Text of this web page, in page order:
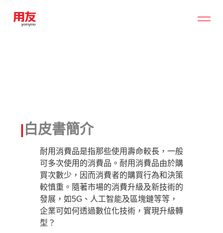
| 白皮書簡介
耐用消費品是指那些使用壽命較長，一般
可多次使用的消費品。耐用消費品由於購
買次數少，因而消費者的購買行為和決策
較慎重。隨著市場的消費升級及新技術的
發展，如5G、人工智能及區塊鏈等等，
企業可如何透過數位化技術，實現升級轉
型？